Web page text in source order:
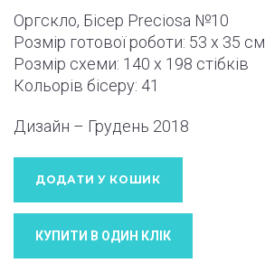
Оргскло, Бісер Preciosa №10
Розмір готової роботи: 53 х 35 см
Розмір схеми: 140 х 198 стібків
Кольорів бісеру: 41
Дизайн – Грудень 2018
ДОДАТИ У КОШИК
КУПИТИ В ОДИН КЛIК